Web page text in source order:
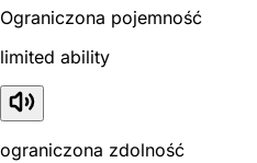
Ograniczona pojemność
limited ability
ograniczona zdolność